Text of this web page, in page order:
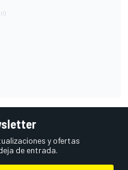
y ofertas
de entrada.